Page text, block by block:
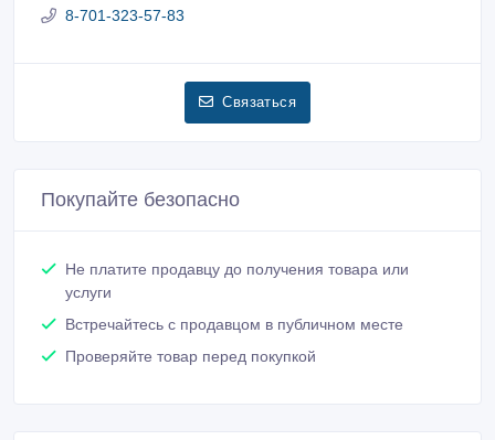
8-701-323-57-83
Связаться
Покупайте безопасно
Не платите продавцу до получения товара или
услуги
Встречайтесь с продавцом в публичном месте
Проверяйте товар перед покупкой